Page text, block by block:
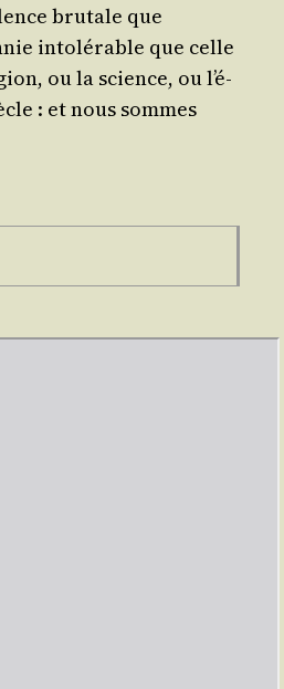
bru­tale que
into­lé­rable que celle
ou la science, ou l’é­
: et nous sommes